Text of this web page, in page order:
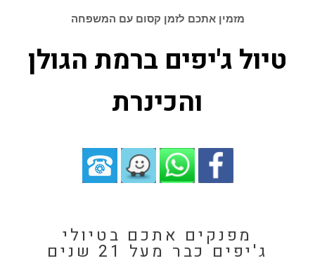
מזמין אתכם לזמן קסום עם המשפחה
טיול ג'יפים ברמת הגולן
והכינרת
מפנקים אתכם בטיולי
ג'יפים כבר מעל 21 שנים